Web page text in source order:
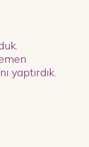
yaptırdık.